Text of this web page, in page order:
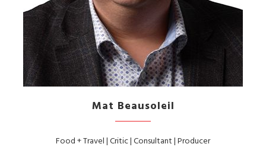
Mat Beausoleil
Food + Travel | Critic | Consultant | Producer